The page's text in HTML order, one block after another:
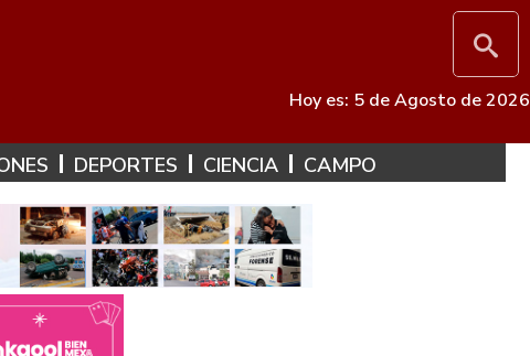
Hoy es: 5 de Agosto de 2026
DEPORTES CIENCIA CAMPO